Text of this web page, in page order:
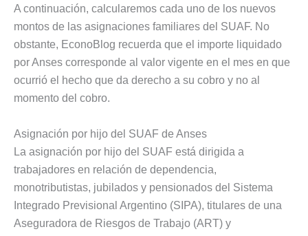
A continuación, calcularemos cada uno de los nuevos
montos de las asignaciones familiares del SUAF. No
obstante, EconoBlog recuerda que el importe liquidado
por Anses corresponde al valor vigente en el mes en que
ocurrió el hecho que da derecho a su cobro y no al
momento del cobro.
Asignación por hijo del SUAF de Anses
La asignación por hijo del SUAF está dirigida a
trabajadores en relación de dependencia,
monotributistas, jubilados y pensionados del Sistema
Integrado Previsional Argentino (SIPA), titulares de una
Aseguradora de Riesgos de Trabajo (ART) y